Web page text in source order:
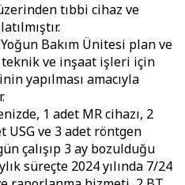
tıbbi cihaz ve
Bakım Ünitesi plan ve
ve inşaat işleri için
yapılması amacıyla
1 adet MR cihazı, 2
USG ve 3 adet röntgen
çalışıp 3 ay bozulduğu
süreçte 2024 yılında 7/24